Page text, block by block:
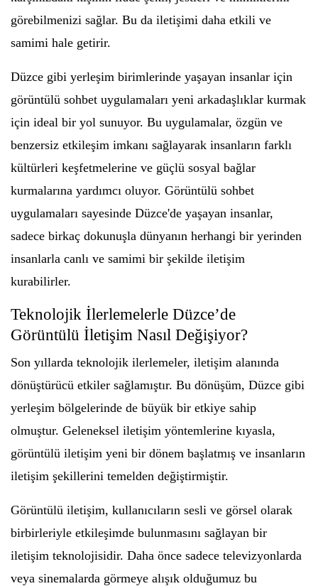
görebilmenizi sağlar. Bu da iletişimi daha etkili ve
samimi hale getirir.
Düzce gibi yerleşim birimlerinde yaşayan insanlar için
görüntülü sohbet uygulamaları yeni arkadaşlıklar kurmak
için ideal bir yol sunuyor. Bu uygulamalar, özgün ve
benzersiz etkileşim imkanı sağlayarak insanların farklı
kültürleri keşfetmelerine ve güçlü sosyal bağlar
kurmalarına yardımcı oluyor. Görüntülü sohbet
uygulamaları sayesinde Düzce'de yaşayan insanlar,
sadece birkaç dokunuşla dünyanın herhangi bir yerinden
insanlarla canlı ve samimi bir şekilde iletişim
kurabilirler.
Teknolojik İlerlemelerle Düzce’de
Görüntülü İletişim Nasıl Değişiyor?
Son yıllarda teknolojik ilerlemeler, iletişim alanında
dönüştürücü etkiler sağlamıştır. Bu dönüşüm, Düzce gibi
yerleşim bölgelerinde de büyük bir etkiye sahip
olmuştur. Geleneksel iletişim yöntemlerine kıyasla,
görüntülü iletişim yeni bir dönem başlatmış ve insanların
iletişim şekillerini temelden değiştirmiştir.
Görüntülü iletişim, kullanıcıların sesli ve görsel olarak
birbirleriyle etkileşimde bulunmasını sağlayan bir
iletişim teknolojisidir. Daha önce sadece televizyonlarda
veya sinemalarda görmeye alışık olduğumuz bu